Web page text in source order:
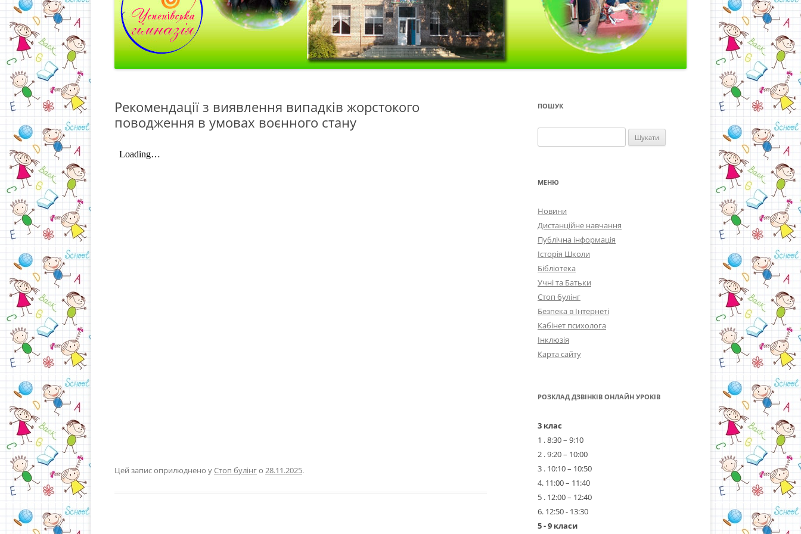
Рекомендації з виявлення випадків жорстокого
поводження в умовах воєнного стану
Цей запис оприлюднено уСтоп булінго 28.11.2025.
ПОШУК
МЕНЮ
Новини
Дистанційне навчання
Публічна інформація
Історія Школи
Бібліотека
Учні та Батьки
Стоп булінг
Безпека в Інтернеті
Кабінет психолога
Інклюзія
Карта сайту
РОЗКЛАД ДЗВІНКІВ ОНЛАЙН УРОКІВ
3 клас
1 . 8:30 – 9:10
2 . 9:20 – 10:00
3 . 10:10 – 10:50
4. 11:00 – 11:40
5 . 12:00 – 12:40
6. 12:50 - 13:30
5 - 9 класи